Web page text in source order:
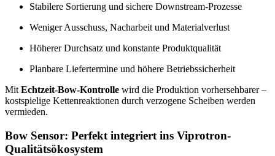
Stabilere Sortierung und sichere Downstream-Prozesse
Weniger Ausschuss, Nacharbeit und Materialverlust
Höherer Durchsatz und konstante Produktqualität
Planbare Liefertermine und höhere Betriebssicherheit
Mit Echtzeit-Bow-Kontrolle wird die Produktion vorhersehbarer –
kostspielige Kettenreaktionen durch verzogene Scheiben werden
vermieden.
Bow Sensor: Perfekt integriert ins Viprotron-
Qualitätsökosystem